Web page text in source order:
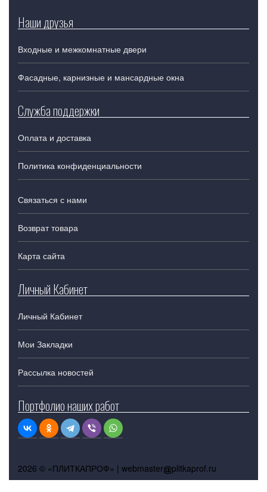
Наши друзья
Входные и межкомнатные двери
Фасадные, карнизные и мансардные окна
Служба поддержки
Оплата и доставка
Политика конфиденциальности
Связаться с нами
Возврат товара
Карта сайта
Личный Кабинет
Личный Кабинет
Мои Закладки
Рассылка новостей
Портфолио наших работ
2026 © «ПЛИТКАПРОФ» | webmaster plitkaprof.ru